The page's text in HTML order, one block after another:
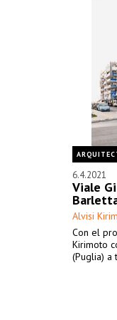
6.4.2021
Viale
Alvisi
Con el
Kirimoto
(Puglia) a